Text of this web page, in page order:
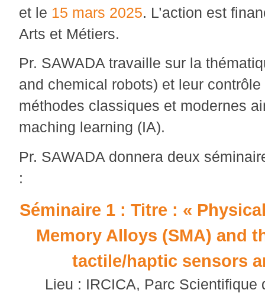
et le 15 mars 2025. L’action est
Arts et Métiers.
Pr. SAWADA travaille sur la
and chemical robots) et leur
méthodes classiques et modernes
maching learning (IA).
Pr. SAWADA donnera deux
:
Séminaire 1 : Titre : «
Memory Alloys (SMA) and
tactile/haptic sensors
Lieu : IRCICA, Parc Scientifique